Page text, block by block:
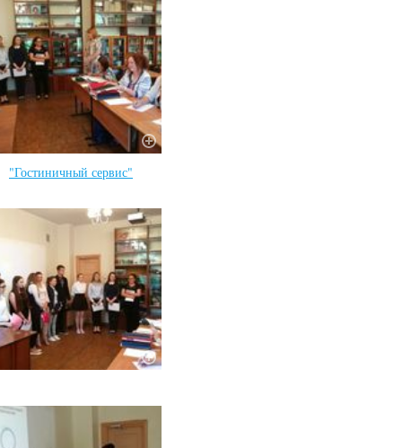
"Гостиничный сервис"